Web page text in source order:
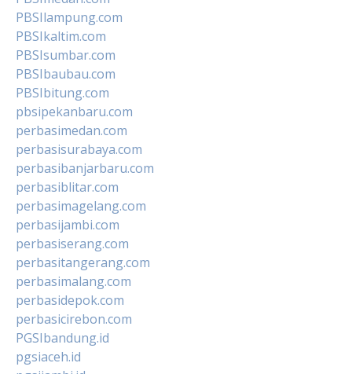
PBSIlampung.com
PBSIkaltim.com
PBSIsumbar.com
PBSIbaubau.com
PBSIbitung.com
pbsipekanbaru.com
perbasimedan.com
perbasisurabaya.com
perbasibanjarbaru.com
perbasiblitar.com
perbasimagelang.com
perbasijambi.com
perbasiserang.com
perbasitangerang.com
perbasimalang.com
perbasidepok.com
perbasicirebon.com
PGSIbandung.id
pgsiaceh.id